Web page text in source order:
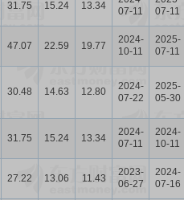
31.75 15.24 13.34
07-11
07-11
47.07 22.59 19.77
2024-
10-11
2025-
07-11
30.48 14.63 12.80
2024-
07-22
2025-
05-30
31.75 15.24 13.34
2024-
07-11
2024-
10-11
27.22 13.06 11.43
2023-
06-27
2024-
07-16